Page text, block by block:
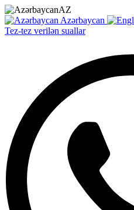
AZ
Azərbaycan
Tez-tez verilən suallar